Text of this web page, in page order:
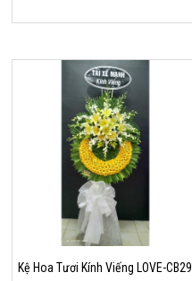
Kệ Hoa Tươi Kính Viếng LOVE-CB29